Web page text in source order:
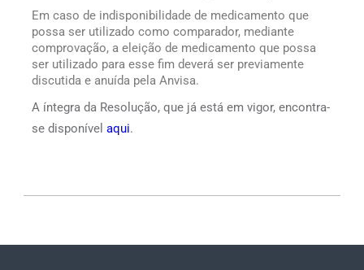
Em caso de indisponibilidade de medicamento que
possa ser utilizado como comparador, mediante
comprovação, a eleição de medicamento que possa
ser utilizado para esse fim deverá ser previamente
discutida e anuída pela Anvisa.
A íntegra da Resolução, que já está em vigor, encontra-
se disponívelaqui.